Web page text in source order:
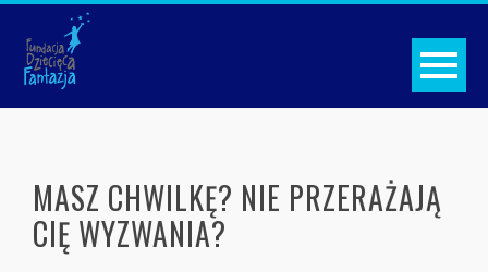
MASZ CHWILKĘ? NIE PRZERAŻAJĄ
CIĘ WYZWANIA?